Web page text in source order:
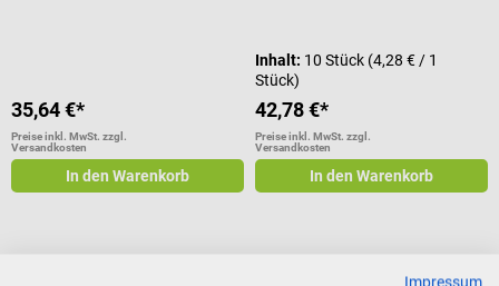
35,64 €*
Preise inkl. MwSt. zzgl.
Versandkosten
In den Warenkorb
Inhalt: 10 Stück (4,28 € / 1
Stück)
42,78 €*
Preise inkl. MwSt. zzgl.
Versandkosten
In den Warenkorb
Impressum